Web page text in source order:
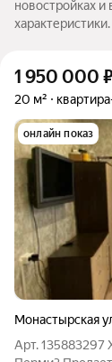
новостройках
характеристики.
1 950 000
20 м²
онлайн показ
Монастырская
Арт. 135883297